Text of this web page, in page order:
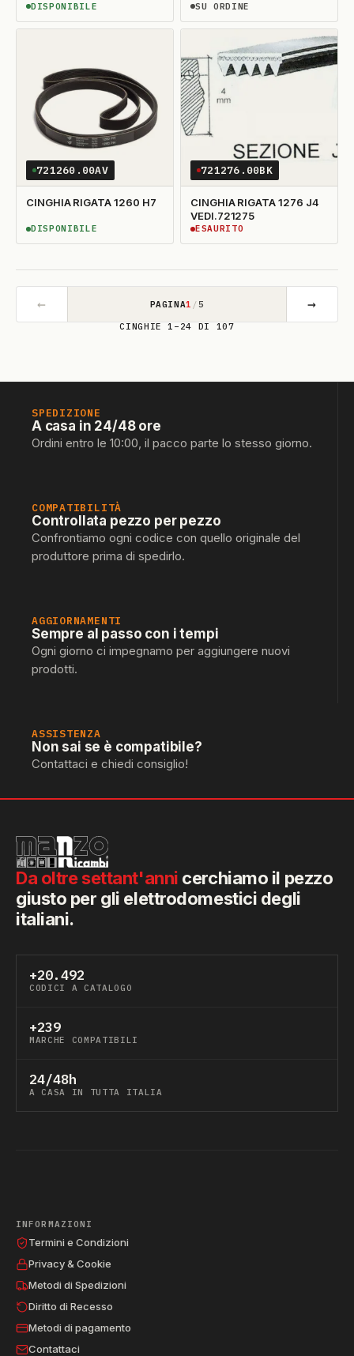
DISPONIBILE
DISPONIBILE SU ORDINAZIONE
SU ORDINE
721260.00AV
CINGHIA RIGATA 1260 H7
DISPONIBILE
DISPONIBILE
721276.00BK
CINGHIA RIGATA 1276 J4
VEDI.721275
ESAURITO
ESAURITO
← PAGINA1 /5 →
CINGHIE 1–24 DI 107
SPEDIZIONE
A casa in 24/48 ore
Ordini entro le 10:00, il pacco parte lo stesso giorno.
COMPATIBILITÀ
Controllata pezzo per pezzo
Confrontiamo ogni codice con quello originale del
produttore prima di spedirlo.
AGGIORNAMENTI
Sempre al passo con i tempi
Ogni giorno ci impegnamo per aggiungere nuovi
prodotti.
ASSISTENZA
Non sai se è compatibile?
Contattaci e chiedi consiglio!
Da oltre settant'anni cerchiamo il pezzo
giusto per gli elettrodomestici degli
italiani.
+20.492
CODICI A CATALOGO
+239
MARCHE COMPATIBILI
24/48h
A CASA IN TUTTA ITALIA
INFORMAZIONI
Termini e Condizioni
Privacy & Cookie
Metodi di Spedizioni
Diritto di Recesso
Metodi di pagamento
Contattaci